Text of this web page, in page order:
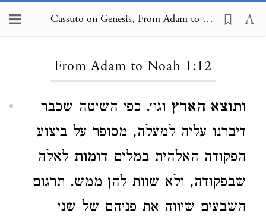
Cassuto on Genesis, From Adam to Noah 1:12
From Adam to Noah 1:12
1 ותוצא הארץ וגו׳. כפי השיטה שכבר
דיברנו עליה למעלה, מסופר על ביצוע
הפקודה האלהית במלים דומות לאלה
שבפקודה, ולא שוות להן ממש. תרגום
השבעים שיווה את פניהם של שני